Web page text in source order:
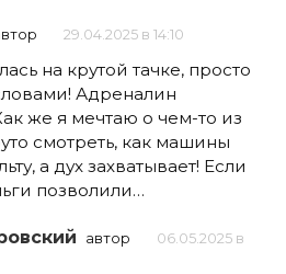
29.04.2025 в 14:10
на крутой тачке, просто
Адреналин
же я мечтаю о чем-то из
смотреть, как машины
а дух захватывает! Если
позволили…
автор
06.05.2025 в